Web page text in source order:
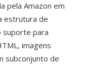
pela Amazon em
estrutura de
suporte para
imagens
subconjunto de